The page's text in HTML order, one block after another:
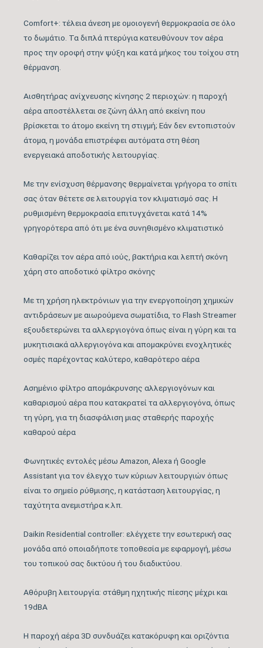
Comfort+: τέλεια άνεση με ομοιογενή θερμοκρασία σε όλο
το δωμάτιο. Τα διπλά πτερύγια κατευθύνουν τον αέρα
προς την οροφή στην ψύξη και κατά μήκος του τοίχου στη
θέρμανση.
Αισθητήρας ανίχνευσης κίνησης 2 περιοχών: η παροχή
αέρα αποστέλλεται σε ζώνη άλλη από εκείνη που
βρίσκεται το άτομο εκείνη τη στιγμή; Εάν δεν εντοπιστούν
άτομα, η μονάδα επιστρέφει αυτόματα στη θέση
ενεργειακά αποδοτικής λειτουργίας.
Με την ενίσχυση θέρμανσης θερμαίνεται γρήγορα το σπίτι
σας όταν θέτετε σε λειτουργία τον κλιματισμό σας. Η
ρυθμισμένη θερμοκρασία επιτυγχάνεται κατά 14%
γρηγορότερα από ότι με ένα συνηθισμένο κλιματιστικό
Καθαρίζει τον αέρα από ιούς, βακτήρια και λεπτή σκόνη
χάρη στο αποδοτικό φίλτρο σκόνης
Με τη χρήση ηλεκτρόνιων για την ενεργοποίηση χημικών
αντιδράσεων με αιωρούμενα σωματίδια, το Flash Streamer
εξουδετερώνει τα αλλεργιογόνα όπως είναι η γύρη και τα
μυκητισιακά αλλεργιογόνα και απομακρύνει ενοχλητικές
οσμές παρέχοντας καλύτερο, καθαρότερο αέρα
Ασημένιο φίλτρο απομάκρυνσης αλλεργιογόνων και
καθαρισμού αέρα που κατακρατεί τα αλλεργιογόνα, όπως
τη γύρη, για τη διασφάλιση μιας σταθερής παροχής
καθαρού αέρα
Φωνητικές εντολές μέσω Amazon, Alexa ή Google
Assistant για τον έλεγχο των κύριων λειτουργιών όπως
είναι το σημείο ρύθμισης, η κατάσταση λειτουργίας, η
ταχύτητα ανεμιστήρα κ.λπ.
Daikin Residential controller: ελέγχετε την εσωτερική σας
μονάδα από οποιαδήποτε τοποθεσία με εφαρμογή, μέσω
του τοπικού σας δικτύου ή του διαδικτύου.
Αθόρυβη λειτουργία: στάθμη ηχητικής πίεσης μέχρι και
19dBA
Η παροχή αέρα 3D συνδυάζει κατακόρυφη και οριζόντια
Λειτουργία
Αφύγρανσης
Φίλτρα Καθαρισμού
Αέρα Εσωτερικής
Φίλτρο αέρα τιτανίου
με επικάλυψη
απατίτη – Ασημένιο
φίλτρο απομάκρυνσης
παραγόντων
Λειτουργία Ιονισμού ΝΑΙ
Μέγιστος Όγκος
Παροχής Αέρα (m3/h)
Κάλυψη Χώρου έως …
25
Κυβικά Μέτρα
70
Ονομαστική Ψυκτική
Ικανότητα (BTU/h)
12.000
Εύρος Ψυκτικής
Ικανότητας (BTU/h)
3.071 – 15.013
Βαθμός Ενεργειακής
(SEER)
απόδοσης Ψύξης
(EER)
tbc
Ενεργειακή Κλάση